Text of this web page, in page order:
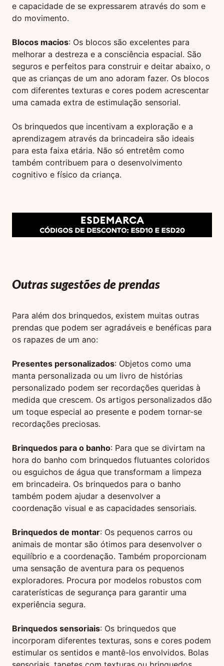
e capacidade de se expressarem através do som e
do movimento.
Blocos macios: Os blocos são excelentes para
melhorar a destreza e a consciência espacial. São
seguros e perfeitos para construir e deitar abaixo, o
que as crianças de um ano adoram fazer. Os blocos
com diferentes texturas e cores podem acrescentar
uma camada extra de estimulação sensorial.
Os brinquedos que incentivam a exploração e a
aprendizagem através da brincadeira são ideais
para esta faixa etária. Não só entretêm como
também contribuem para o desenvolvimento
cognitivo e físico da criança.
Outras sugestões de prendas
Para além dos brinquedos, existem muitas outras
prendas que podem ser agradáveis e benéficas para
os rapazes de um ano:
Presentes personalizados: Objetos como uma
manta personalizada ou um livro de histórias
personalizado podem ser recordações queridas à
medida que crescem. Os artigos personalizados dão
um toque especial ao presente e podem tornar-se
recordações preciosas.
Brinquedos para o banho: Para que se divirtam na
hora do banho com brinquedos flutuantes coloridos
ou esguichos de água que transformam a limpeza
em brincadeira. Os brinquedos para o banho
também podem ajudar a desenvolver a
coordenação visual e as capacidades sensoriais.
Brinquedos de montar: Os pequenos carros ou
animais de montar são ótimos para desenvolver o
equilíbrio e a coordenação. Também proporcionam
uma sensação de aventura para os pequenos
exploradores. Procura por modelos robustos com
caraterísticas de segurança para garantir uma
experiência segura.
Brinquedos sensoriais: Os brinquedos que
incorporam diferentes texturas, sons e cores podem
estimular os sentidos e mantê-los envolvidos. Bolas